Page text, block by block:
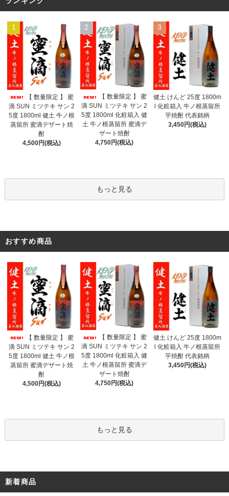
1
【 数量限定 】 蜜
滴 SUN ミツテキ サン 2
5度 1800ml 健土 牛ノ根
蒸留所 蜜滴デザート焼
酎
4,500円(税込)
2
【 数量限定 】 蜜
滴 SUN ミツテキ サン 2
5度 1800ml 化粧箱入 健
土 牛ノ根蒸留所 蜜滴デ
ザート焼酎
4,750円(税込)
3
健土 けんど 25度 1800m
l 化粧箱入 牛ノ根蒸留所
芋焼酎 代表銘柄
3,450円(税込)
もっと見る
おすすめ商品
【 数量限定 】 蜜
滴 SUN ミツテキ サン 2
5度 1800ml 健土 牛ノ根
蒸留所 蜜滴デザート焼
酎
4,500円(税込)
【 数量限定 】 蜜
滴 SUN ミツテキ サン 2
5度 1800ml 化粧箱入 健
土 牛ノ根蒸留所 蜜滴デ
ザート焼酎
4,750円(税込)
健土 けんど 25度 1800m
l 化粧箱入 牛ノ根蒸留所
芋焼酎 代表銘柄
3,450円(税込)
もっと見る
新着商品